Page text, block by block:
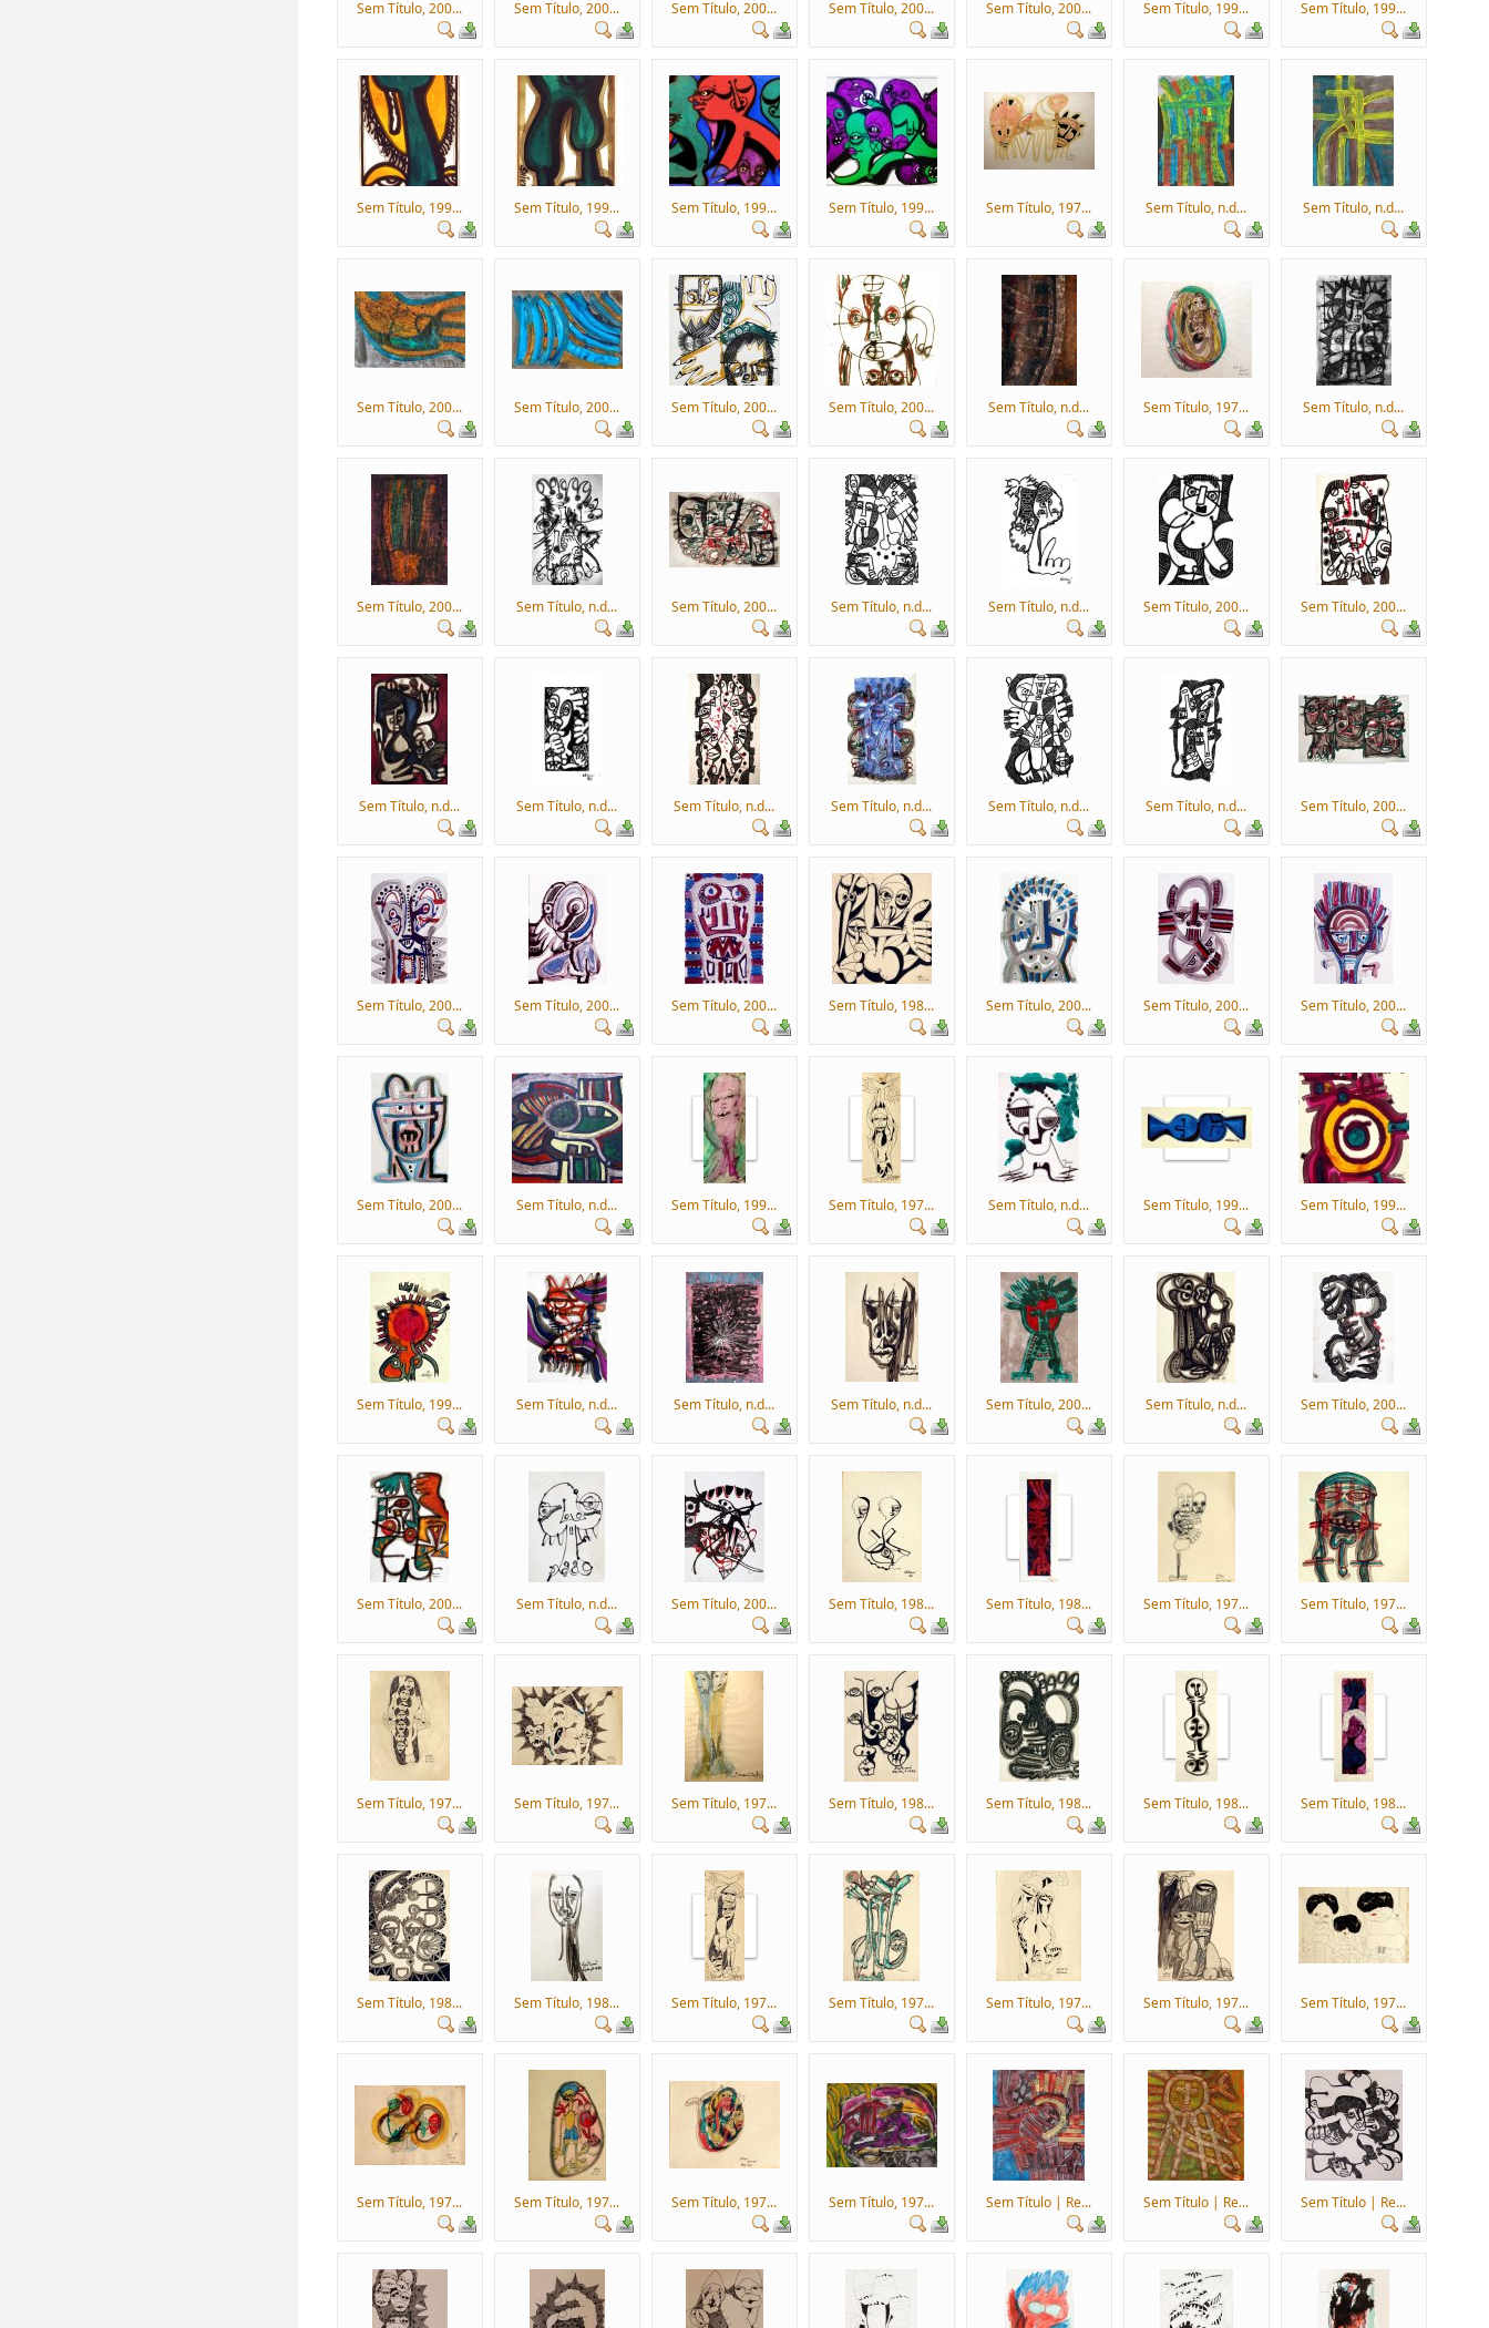
Sem Título, 200... Sem Título, 200... Sem Título, 200... Sem Título, 200... Sem Título, 200... Sem Título, 199... Sem Título, 199...
Sem Título, 199... Sem Título, 199... Sem Título, 199... Sem Título, 199... Sem Título, 197... Sem Título, n.d... Sem Título, n.d...
Sem Título, 200... Sem Título, 200... Sem Título, 200... Sem Título, 200... Sem Título, n.d... Sem Título, 197... Sem Título, n.d...
Sem Título, 200... Sem Título, n.d... Sem Título, 200... Sem Título, n.d... Sem Título, n.d... Sem Título, 200... Sem Título, 200...
Sem Título, n.d... Sem Título, n.d... Sem Título, n.d... Sem Título, n.d... Sem Título, n.d... Sem Título, n.d... Sem Título, 200...
Sem Título, 200... Sem Título, 200... Sem Título, 200... Sem Título, 198... Sem Título, 200... Sem Título, 200... Sem Título, 200...
Sem Título, 200... Sem Título, n.d... Sem Título, 199... Sem Título, 197... Sem Título, n.d... Sem Título, 199... Sem Título, 199...
Sem Título, 199... Sem Título, n.d... Sem Título, n.d... Sem Título, n.d... Sem Título, 200... Sem Título, n.d... Sem Título, 200...
Sem Título, 200... Sem Título, n.d... Sem Título, 200... Sem Título, 198... Sem Título, 198... Sem Título, 197... Sem Título, 197...
Sem Título, 197... Sem Título, 197... Sem Título, 197... Sem Título, 198... Sem Título, 198... Sem Título, 198... Sem Título, 198...
Sem Título, 198... Sem Título, 198... Sem Título, 197... Sem Título, 197... Sem Título, 197... Sem Título, 197... Sem Título, 197...
Sem Título, 197... Sem Título, 197... Sem Título, 197... Sem Título, 197... Sem Título | Re... Sem Título | Re... Sem Título | Re...